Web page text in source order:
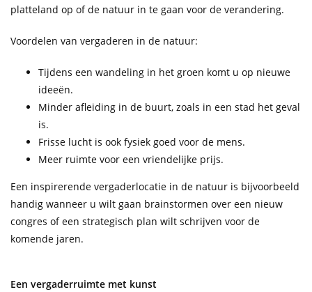
platteland op of de natuur in te gaan voor de verandering.
Voordelen van vergaderen in de natuur:
Tijdens een wandeling in het groen komt u op nieuwe
ideeën.
Minder afleiding in de buurt, zoals in een stad het geval
is.
Frisse lucht is ook fysiek goed voor de mens.
Meer ruimte voor een vriendelijke prijs.
Een inspirerende vergaderlocatie in de natuur is bijvoorbeeld
handig wanneer u wilt gaan brainstormen over een nieuw
congres of een strategisch plan wilt schrijven voor de
komende jaren.
Een vergaderruimte met kunst